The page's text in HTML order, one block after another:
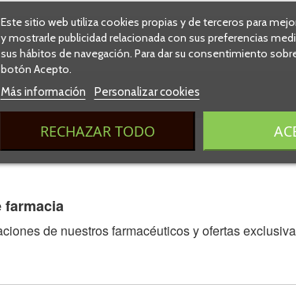
Este sitio web utiliza cookies propias y de terceros para
y mostrarle publicidad relacionada con sus preferencias
sus hábitos de navegación. Para dar su consentimiento
botón Acepto.
Más información
Personalizar cookies
RECHAZAR TODO